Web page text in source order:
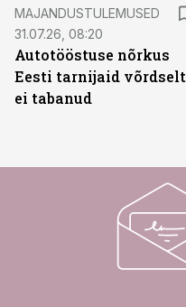
MAJANDUSTULEMUSED
31.07.26, 08:20
Autotööstuse nõrkus
Eesti tarnijaid võrdselt
ei tabanud